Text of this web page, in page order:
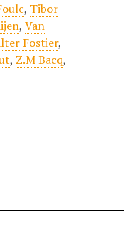
, Tibor
,Van
Fostier,
, Z.M Bacq,